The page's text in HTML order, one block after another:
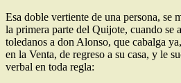
Esa doble vertiente de una persona, se
la primera parte del Quijote, cuando se
toledanos a don Alonso, que cabalga
en la Venta, de regreso a su casa, y le
verbal en toda regla: